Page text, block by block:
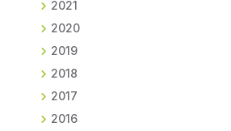
2021
2020
2019
2018
2017
2016